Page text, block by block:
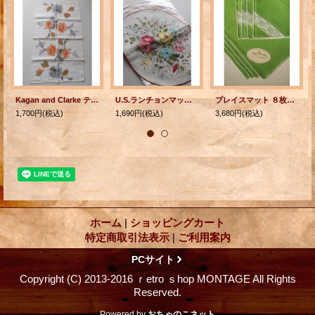
Kagan and Clarke テーブルランナー/テーブルセンター/テーブルマット/キッチンタオル リネン size: 38×68(cm)
1,700円(税込)
U.S.ランチョンマット 布製 フラワープリント ゴールドステッチ 各1枚
1,690円(税込)
プレイスマット ８枚セット（プレイスマット４枚/ナプキン４枚) U.S.A.
3,680円(税込)
ホーム | ショッピングカート
特定商取引法表示 | ご利用案内
PCサイト
Copyright (C) 2013-2016 ｒetro ｓhop MONTAGE All Rights
Reserved.